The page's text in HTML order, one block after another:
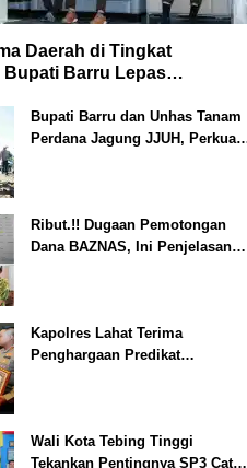
Daerah di Tingkat
Bupati Barru Lepas
Bupati Barru dan Unhas Tanam
Perdana Jagung JJUH, Perkuat
Ribut.!! Dugaan Pemotongan
Dana BAZNAS, Ini Penjelasan
Kapolres Lahat Terima
Penghargaan Predikat
Wali Kota Tebing Tinggi
Tekankan Pentingnya SP3 Catin